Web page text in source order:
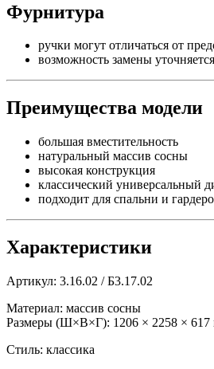
Фурнитура
ручки могут отличаться от
возможность замены
Преимущества модели
большая вместительность
натуральный массив сосны
высокая конструкция
классический универсальный
подходит для спальни и
Характеристики
Артикул: 3.16.02 / Б3.17.02
Материал: массив сосны
Размеры (Ш×В×Г): 1206 × 2258 ×
Стиль: классика